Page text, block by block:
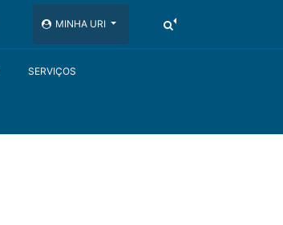
MINHA URI
SERVIÇOS